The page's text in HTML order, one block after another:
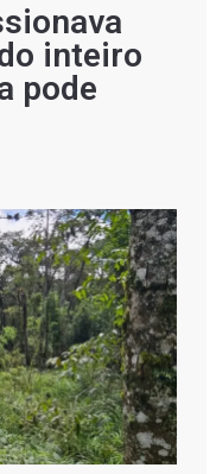
inteiro
pode